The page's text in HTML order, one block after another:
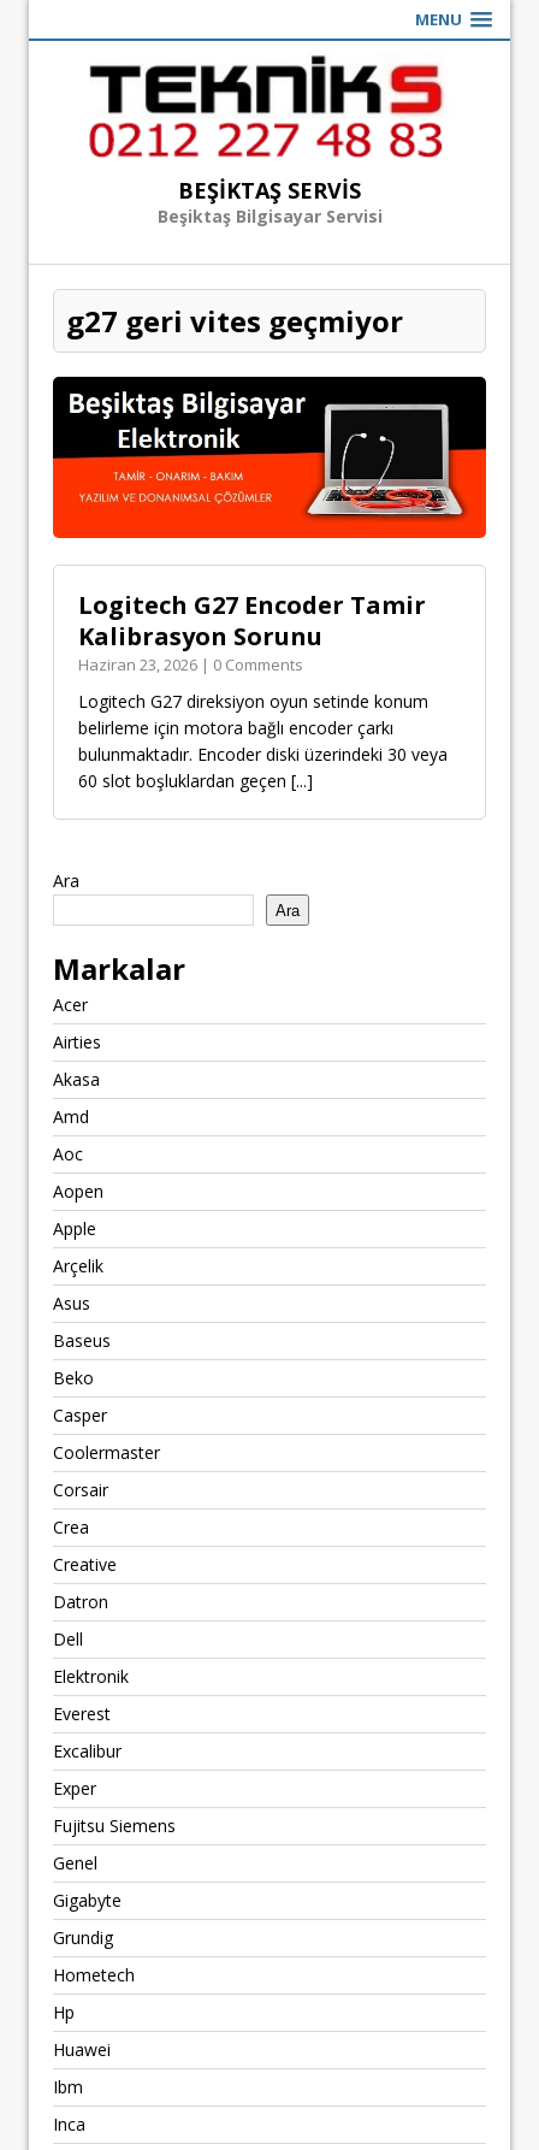
MENU
BEŞIKTAŞ SERVIS
Beşiktaş Bilgisayar Servisi
g27 geri vites geçmiyor
Logitech G27 Encoder Tamir
Kalibrasyon Sorunu
Haziran 23, 2026 | 0 Comments
Logitech G27 direksiyon oyun setinde konum
belirleme için motora bağlı encoder çarkı
bulunmaktadır. Encoder diski üzerindeki 30 veya
60 slot boşluklardan geçen [...]
Ara
Ara
Markalar
Acer
Airties
Akasa
Amd
Aoc
Aopen
Apple
Arçelik
Asus
Baseus
Beko
Casper
Coolermaster
Corsair
Crea
Creative
Datron
Dell
Elektronik
Everest
Excalibur
Exper
Fujitsu Siemens
Genel
Gigabyte
Grundig
Hometech
Hp
Huawei
Ibm
Inca